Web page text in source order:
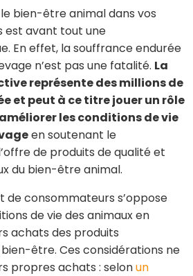
bien-être animal dans vos
est avant tout une
En effet, la souffrance endurée
n’est pas une fatalité. La
représente des millions de
et peut à ce titre jouer un rôle
les conditions de vie
en soutenant le
de produits de qualité et
du bien-être animal.
de consommateurs s’oppose
de vie des animaux en
achats des produits
être. Ces considérations ne
propres achats : selonun